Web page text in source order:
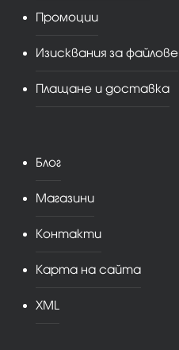
Промоции
Изисквания за файлове
Плащане и доставка
Блог
Магазини
Контакти
Карта на сайта
XML